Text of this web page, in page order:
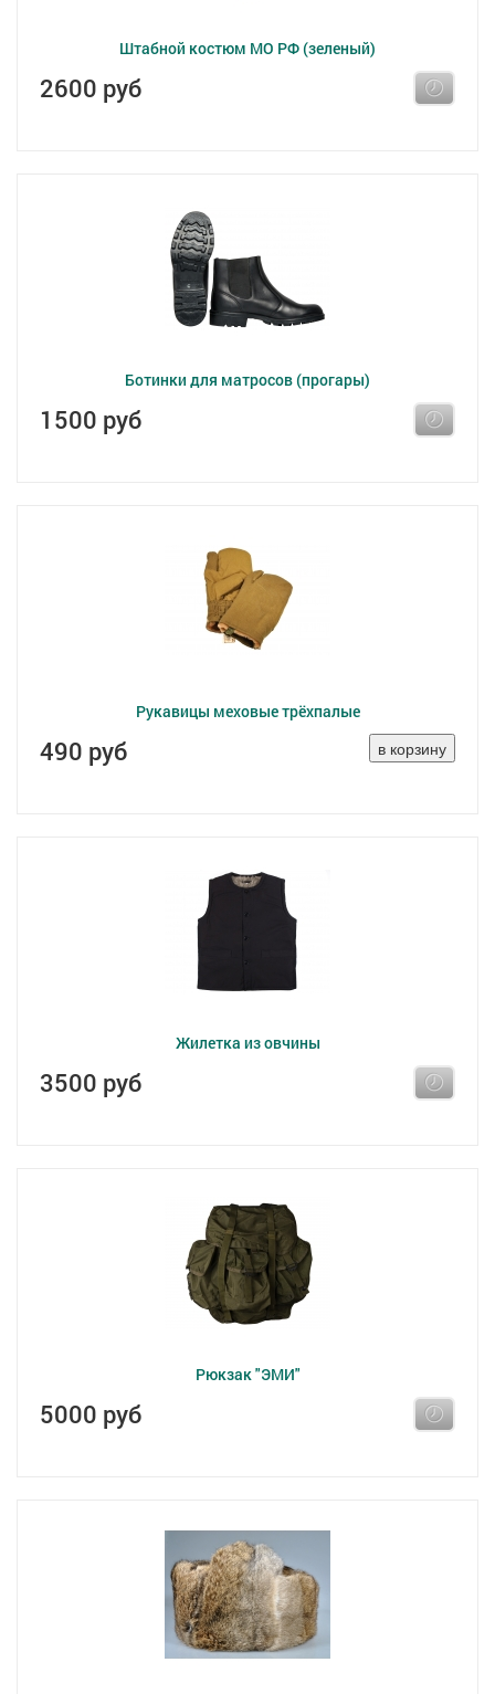
Штабной костюм МО РФ (зеленый)
2600 руб
Ботинки для матросов (прогары)
1500 руб
Рукавицы меховые трёхпалые
490 руб
Жилетка из овчины
3500 руб
Рюкзак "ЭМИ"
5000 руб